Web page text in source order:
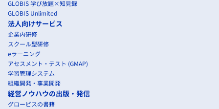
GLOBIS 学び放題×知見録
GLOBIS Unlimited
法人向けサービス
企業内研修
スクール型研修
eラーニング
アセスメント・テスト (GMAP)
学習管理システム
組織開発・事業開発
経営ノウハウの出版・発信
グロービスの書籍